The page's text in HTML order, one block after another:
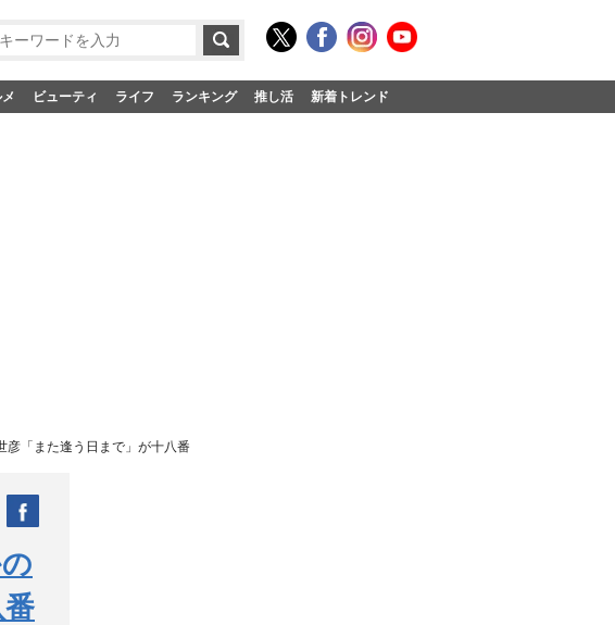
ビューティ ライフ ランキング 推し活 新着トレンド
彦「また逢う日まで」が十八番